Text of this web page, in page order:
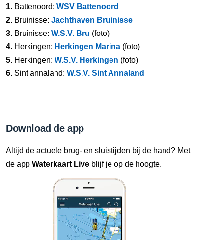
1. Battenoord: WSV Battenoord
2. Bruinisse: Jachthaven Bruinisse
3. Bruinisse: W.S.V. Bru (foto)
4. Herkingen: Herkingen Marina (foto)
5. Herkingen: W.S.V. Herkingen (foto)
6. Sint annaland: W.S.V. Sint Annaland
Download de app
Altijd de actuele brug- en sluistijden bij de hand? Met
de app Waterkaart Live blijf je op de hoogte.